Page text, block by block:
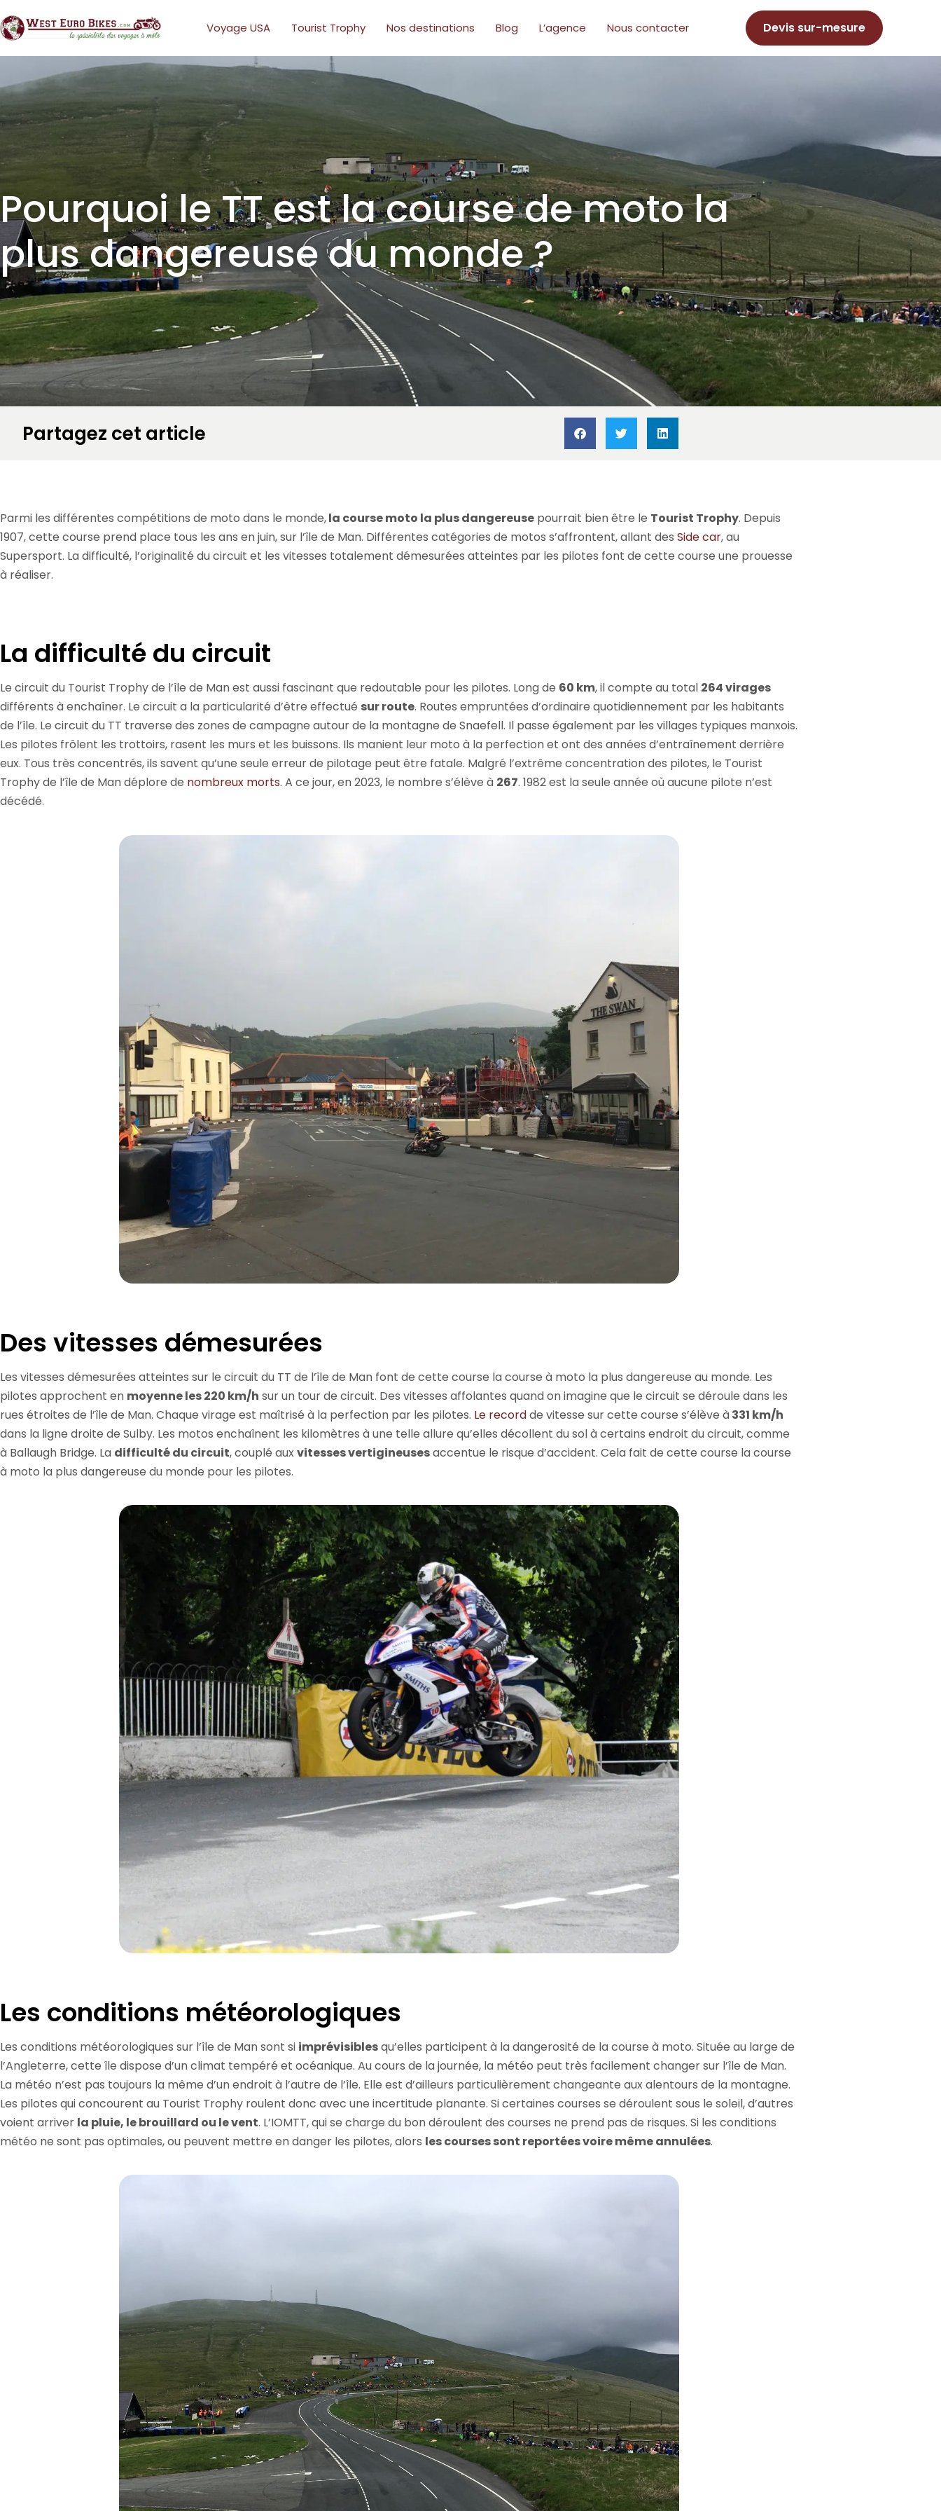
Voyage USA Tourist Trophy Nos destinations Blog L’agence Nous contacter Devis sur-mesure
Pourquoi le TT est la course de moto la
plus dangereuse du monde ?
Partagez cet article
Parmi les différentes compétitions de moto dans le monde,la course moto la plus dangereuse pourrait bien être le Tourist Trophy. Depuis
1907, cette course prend place tous les ans en juin, sur l’île de Man. Différentes catégories de motos s’affrontent, allant des Side car, au
Supersport. La difficulté, l’originalité du circuit et les vitesses totalement démesurées atteintes par les pilotes font de cette course une prouesse
à réaliser.
La difficulté du circuit
Le circuit du Tourist Trophy de l’île de Man est aussi fascinant que redoutable pour les pilotes. Long de 60 km, il compte au total 264 virages
différents à enchaîner. Le circuit a la particularité d’être effectué sur route. Routes empruntées d’ordinaire quotidiennement par les habitants
de l’île. Le circuit du TT traverse des zones de campagne autour de la montagne de Snaefell. Il passe également par les villages typiques manxois.
Les pilotes frôlent les trottoirs, rasent les murs et les buissons. Ils manient leur moto à la perfection et ont des années d’entraînement derrière
eux. Tous très concentrés, ils savent qu’une seule erreur de pilotage peut être fatale. Malgré l’extrême concentration des pilotes, le Tourist
Trophy de l’île de Man déplore de nombreux morts. A ce jour, en 2023, le nombre s’élève à 267. 1982 est la seule année où aucune pilote n’est
décédé.
Des vitesses démesurées
Les vitesses démesurées atteintes sur le circuit du TT de l’île de Man font de cette course la course à moto la plus dangereuse au monde. Les
pilotes approchent en moyenne les 220 km/h sur un tour de circuit. Des vitesses affolantes quand on imagine que le circuit se déroule dans les
rues étroites de l’île de Man. Chaque virage est maîtrisé à la perfection par les pilotes. Le recordde vitesse sur cette course s’élève à331 km/h
dans la ligne droite de Sulby. Les motos enchaînent les kilomètres à une telle allure qu’elles décollent du sol à certains endroit du circuit, comme
à Ballaugh Bridge. La difficulté du circuit, couplé auxvitesses vertigineusesaccentue le risque d’accident. Cela fait de cette course la course
à moto la plus dangereuse du monde pour les pilotes.
Les conditions météorologiques
Les conditions météorologiques sur l’île de Man sont si imprévisiblesqu’elles participent à la dangerosité de la course à moto. Située au large de
l’Angleterre, cette île dispose d’un climat tempéré et océanique. Au cours de la journée, la météo peut très facilement changer sur l’île de Man.
La météo n’est pas toujours la même d’un endroit à l’autre de l’île. Elle est d’ailleurs particulièrement changeante aux alentours de la montagne.
Les pilotes qui concourent au Tourist Trophy roulent donc avec une incertitude planante. Si certaines courses se déroulent sous le soleil, d’autres
voient arriver la pluie, le brouillard ou le vent. L’IOMTT, qui se charge du bon déroulent des courses ne prend pas de risques. Si les conditions
météo ne sont pas optimales, ou peuvent mettre en danger les pilotes, alors les courses sont reportées voire même annulées.